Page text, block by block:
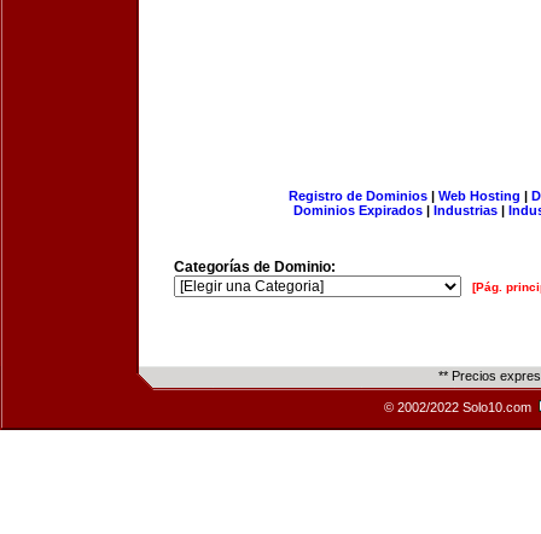
Registro de Dominios| Web Hosting |
Dominios Expirados | Industrias |
Categorías de Dominio:
[Pág.
** Precios
© 2002/2022 Solo10.com